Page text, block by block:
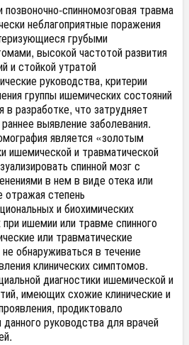
спинномозговая травма
неблагоприятные поражения
грубыми
высокой частотой развития
и стойкой утратой
руководства, критерии
группы ишемических состояний
в разработке, что затрудняет
выявление заболевания.
является «золотым
ишемической и травматической
спинной мозг с
в нем в виде отека или
отражая степень
и биохимических
ишемии или травме спинного
или травматические
обнаруживаться в течение
клинических симптомов.
диагностики ишемической и
имеющих схожие клинические и
продиктовало
руководства для врачей